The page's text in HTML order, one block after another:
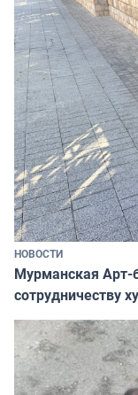
НОВОСТИ
Мурманская Арт-
сотрудничеству